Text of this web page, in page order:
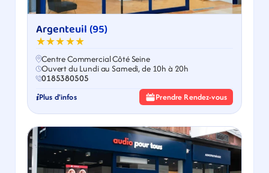
Argenteuil (95)
★★★★★
Centre Commercial Côté Seine
Ouvert du Lundi au Samedi, de 10h à 20h
0185380505
Plus d'infos Prendre Rendez-vous